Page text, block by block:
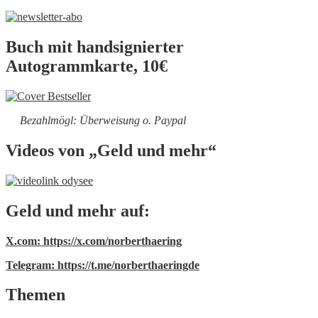
Buch mit handsignierter
Autogrammkarte, 10€
Bezahlmögl: Überweisung o. Paypal
Videos von „Geld und mehr“
Geld und mehr auf:
X.com: https://x.com/norberthaering
Telegram: https://t.me/norberthaeringde
Themen